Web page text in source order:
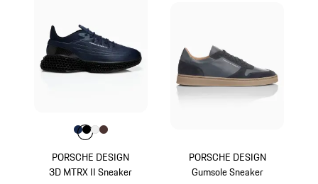
PORSCHE DESIGN
3D MTRX II Sneaker
Colore
ColoreBlu Scuro
Colore
ColoreColore
PORSCHE DESIGN
Gumsole Sneaker